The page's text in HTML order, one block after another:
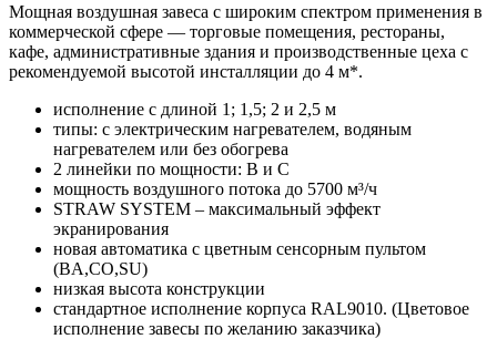
Мощная воздушная завеса с широким спектром применения в
коммерческой сфере — торговые помещения, рестораны,
кафе, административные здания и производственные цеха с
рекомендуемой высотой инсталляции до 4 м*.
исполнение с длиной 1; 1,5; 2 и 2,5 м
типы: с электрическим нагревателем, водяным
нагревателем или без обогрева
2 линейки по мощности: B и C
мощность воздушного потока до 5700 м³/ч
STRAW SYSTEM – максимальный эффект
экранирования
новая автоматика с цветным сенсорным пультом
(BA,CO,SU)
низкая высота конструкции
стандартное исполнение корпуса RAL9010. (Цветовое
исполнение завесы по желанию заказчика)